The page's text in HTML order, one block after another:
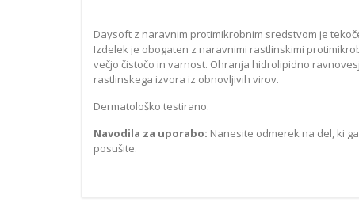
Daysoft z naravnim protimikrobnim sredstvom je
Izdelek je obogaten z naravnimi rastlinskimi
večjo čistočo in varnost. Ohranja hidrolipidno
rastlinskega izvora iz obnovljivih virov.
Dermatološko testirano.
Navodila za uporabo: Nanesite odmerek na del, ki
posušite.